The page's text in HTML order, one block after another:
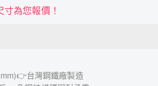
為您報價！
台灣鋼鐵廠製造